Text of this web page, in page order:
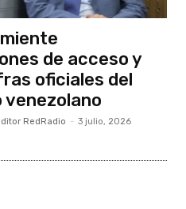
de acceso y
oficiales del
venezolano
RedRadio - 3 julio, 2026